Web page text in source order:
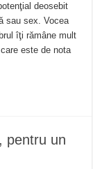
deosebit
sau sex. Vocea
îţi rămâne mult
este de nota
pentru un